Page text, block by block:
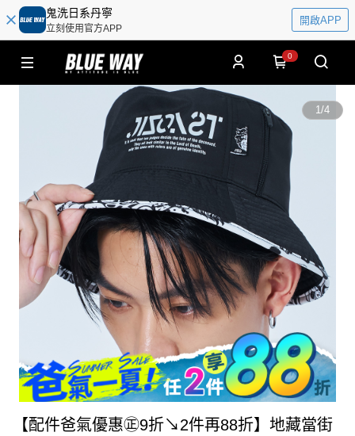
鬼洗日系丹寧
立刻使用官方APP
開啟APP
0
1/4
【配件爸氣優惠㊣9折↘2件再88折】地藏當街